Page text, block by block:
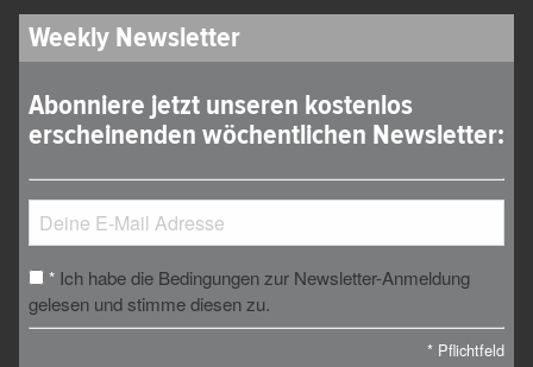
Weekly Newsletter
Abonniere jetzt unseren kostenlos
erscheinenden wöchentlichen Newsletter:
* Ich habe die Bedingungen zur Newsletter-Anmeldung
gelesen und stimme diesen zu.
* Pflichtfeld